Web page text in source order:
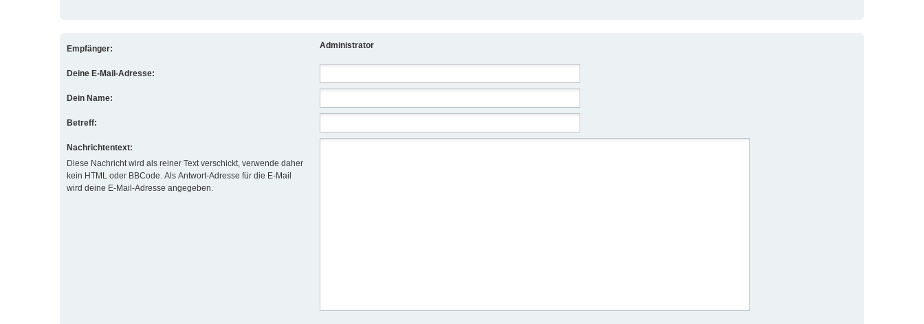
Empfänger: Administrator
Deine E-Mail-Adresse:
Dein Name:
Betreff:
Nachrichtentext:
Diese Nachricht wird als reiner Text verschickt, verwende daher
kein HTML oder BBCode. Als Antwort-Adresse für die E-Mail
wird deine E-Mail-Adresse angegeben.